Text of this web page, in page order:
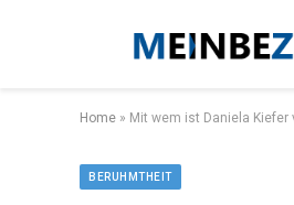
Home » Mit wem ist Daniela Kiefer
BERUHMTHEIT